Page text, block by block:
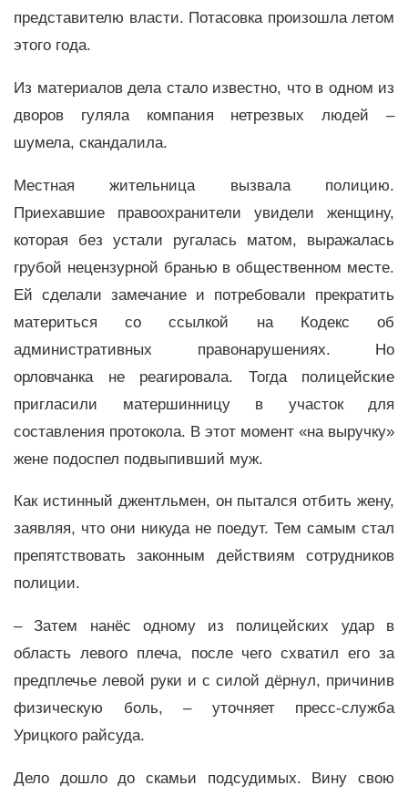
представителю власти. Потасовка произошла летом
этого года.
Из материалов дела стало известно, что в одном из
дворов гуляла компания нетрезвых людей –
шумела, скандалила.
Местная жительница вызвала полицию.
Приехавшие правоохранители увидели женщину,
которая без устали ругалась матом, выражалась
грубой нецензурной бранью в общественном месте.
Ей сделали замечание и потребовали прекратить
материться со ссылкой на Кодекс об
административных правонарушениях. Но
орловчанка не реагировала. Тогда полицейские
пригласили матершинницу в участок для
составления протокола. В этот момент «на выручку»
жене подоспел подвыпивший муж.
Как истинный джентльмен, он пытался отбить жену,
заявляя, что они никуда не поедут. Тем самым стал
препятствовать законным действиям сотрудников
полиции.
– Затем нанёс одному из полицейских удар в
область левого плеча, после чего схватил его за
предплечье левой руки и с силой дёрнул, причинив
физическую боль, – уточняет пресс-служба
Урицкого райсуда.
Дело дошло до скамьи подсудимых. Вину свою